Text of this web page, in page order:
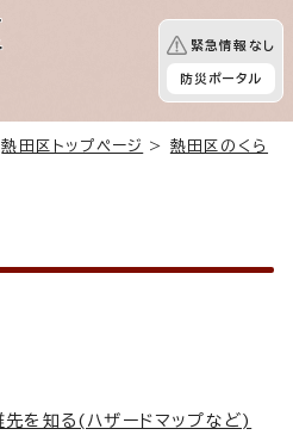
緊急情報なし
防災ポータル
熱田区トップページ > 熱田区のくら
を知る(ハザードマップなど)